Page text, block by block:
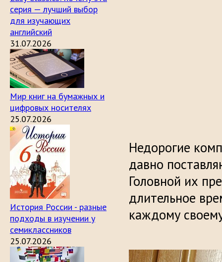
серия — лучший выбор
для изучающих
английский
31.07.2026
Мир книг на бумажных и
цифровых носителях
25.07.2026
История России - разные
подходы в изучении у
семиклассников
25.07.2026
Недорогие
давно
Головной их
длительное
каждому